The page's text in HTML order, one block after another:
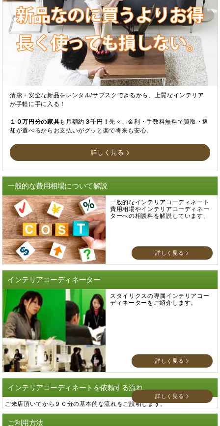
清潔・安全な新品をレンタル/サブスクできるから、上質なインテリア
が手軽に手に入る！
１０万円分の家具も月額約 ３千円！先々、金利・手数料無料で買取・返
却が選べるからお支払いがグッと楽で将来も安心。
詳しく見る
一般的な費用相場について解説
一般的なインテリアコーディネート
費用相場やインテリアコーディネー
ターへの相談料を解説しています。
詳しく見る
インテリアコーディネーター
スタイリクスの専属インテリアコー
ディネーターをご紹介します。
詳しく見る
インテリアコーディネートを依頼する流れ
ご来店頂いてから９０分の基本的な流れをご説明します。
詳しく見る
ご利用方法